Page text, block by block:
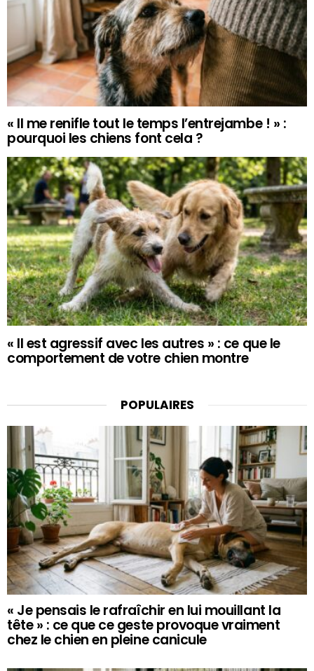
« Il me renifle tout le temps l’entrejambe ! » :
pourquoi les chiens font cela ?
« Il est agressif avec les autres » : ce que le
comportement de votre chien montre
POPULAIRES
« Je pensais le rafraîchir en lui mouillant la
tête » : ce que ce geste provoque vraiment
chez le chien en pleine canicule